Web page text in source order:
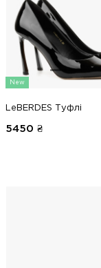
New
LeBERDES Туфлі
5450 ₴